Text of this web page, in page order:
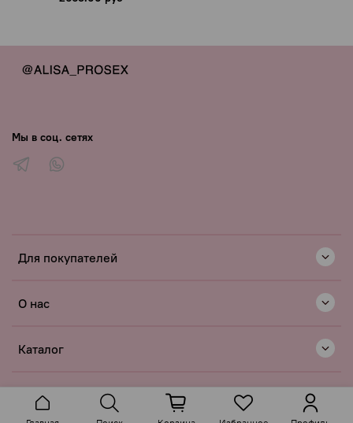
Для покупателей
О нас
Каталог
Мы в соц. сетях